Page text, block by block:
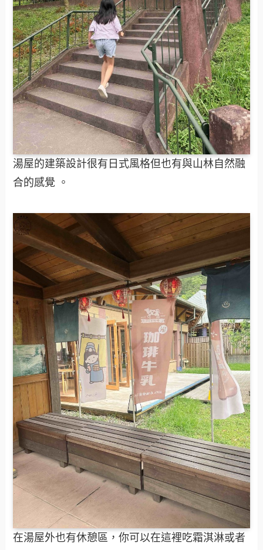
湯屋的建築設計很有日式風格但也有與山林自然融
合的感覺 。
在湯屋外也有休憩區，你可以在這裡吃霜淇淋或者